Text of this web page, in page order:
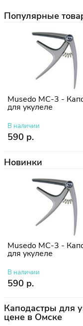
Популярные
Musedo MC-3 -
для укулеле
В наличии
590 р.
Новинки
Musedo MC-3 -
для укулеле
В наличии
590 р.
Каподастры для
цене в Омске